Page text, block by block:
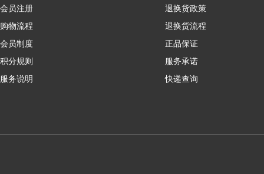
会员注册
购物流程
会员制度
积分规则
服务说明
退换货政策
退换货流程
正品保证
服务承诺
快递查询